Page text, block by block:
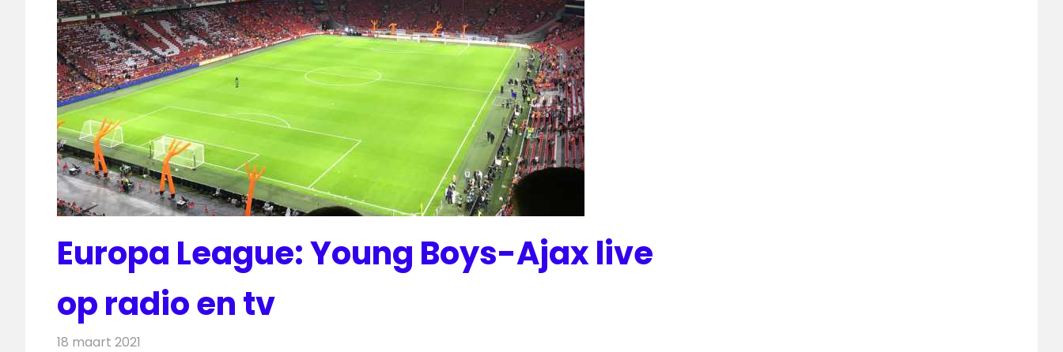
Europa League: Young Boys-Ajax live
op radio en tv
18 maart 2021